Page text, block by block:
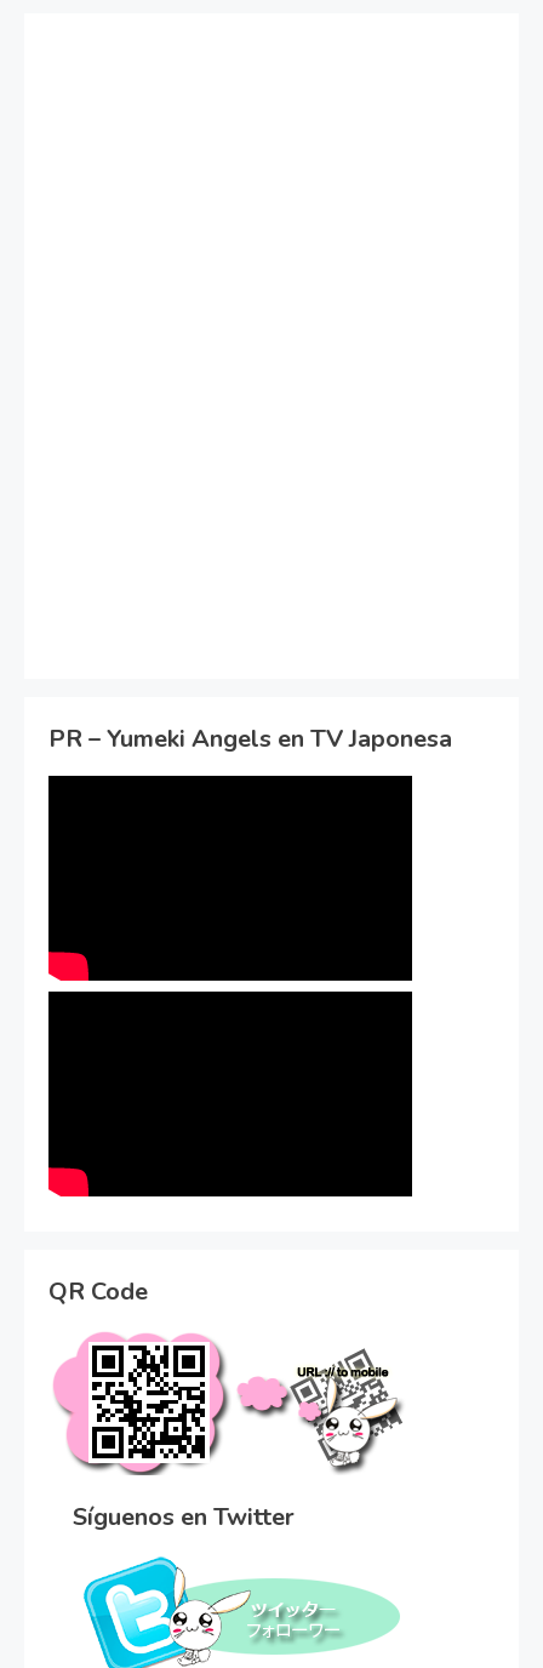
PR – Yumeki Angels en TV Japonesa
QR Code
Síguenos en Twitter